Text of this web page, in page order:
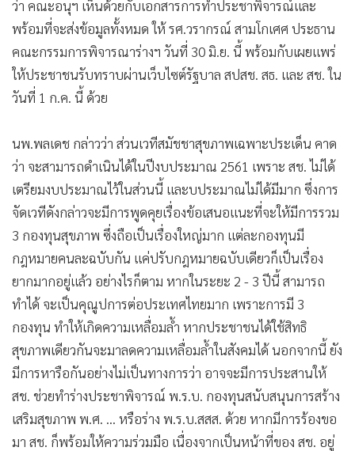
ว่า คณะอนุฯ เห็นด้วยกับเอกสารการทำประชาพิจารณ์และ
พร้อมที่จะส่งข้อมูลทั้งหมด ให้ รศ.วรากรณ์ สามโกเศศ ประธาน
คณะกรรมการพิจารณาร่างฯ วันที่ 30 มิ.ย. นี้ พร้อมกับเผยแพร่
ให้ประชาชนรับทราบผ่านเว็บไซต์รัฐบาล สปสช. สธ. และ สช. ใน
วันที่ 1 ก.ค. นี้ ด้วย
นพ.พลเดช กล่าวว่า ส่วนเวทีสมัชชาสุขภาพเฉพาะประเด็น คาด
ว่า จะสามารถดำเนินได้ในปีงบประมาณ 2561 เพราะ สช. ไม่ได้
เตรียมงบประมาณไว้ในส่วนนี้ และบประมาณไม่ได้มีมาก ซึ่งการ
จัดเวทีดังกล่าวจะมีการพูดคุยเรื่องข้อเสนอแนะที่จะให้มีการรวม
3 กองทุนสุขภาพ ซึ่งถือเป็นเรื่องใหญ่มาก แต่ละกองทุนมี
กฎหมายคนละฉบับกัน แค่ปรับกฎหมายฉบับเดียวก็เป็นเรื่อง
ยากมากอยู่แล้ว อย่างไรก็ตาม หากในระยะ 2 - 3 ปีนี้ สามารถ
ทำได้ จะเป็นคุณูปการต่อประเทศไทยมาก เพราะการมี 3
กองทุน ทำให้เกิดความเหลื่อมล้ำ หากประชาชนได้ใช้สิทธิ
สุขภาพเดียวกันจะมาลดความเหลื่อมล้ำในสังคมได้ นอกจากนี้ ยัง
มีการหารือกันอย่างไม่เป็นทางการว่า อาจจะมีการประสานให้
สช. ช่วยทำร่างประชาพิจารณ์ พ.ร.บ. กองทุนสนับสนุนการสร้าง
เสริมสุขภาพ พ.ศ. ... หรือร่าง พ.ร.บ.สสส. ด้วย หากมีการร้องขอ
มา สช. ก็พร้อมให้ความร่วมมือ เนื่องจากเป็นหน้าที่ของ สช. อยู่